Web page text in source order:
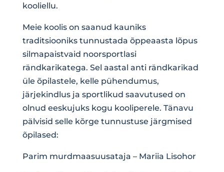
kooliellu.
Meie koolis on saanud kauniks
traditsiooniks tunnustada õppeaasta lõpus
silmapaistvaid noorsportlasi
rändkarikatega. Sel aastal anti rändkarikad
üle õpilastele, kelle pühendumus,
järjekindlus ja sportlikud saavutused on
olnud eeskujuks kogu kooliperele. Tänavu
pälvisid selle kõrge tunnustuse järgmised
õpilased:
Parim murdmaasuusataja – Mariia Lisohor